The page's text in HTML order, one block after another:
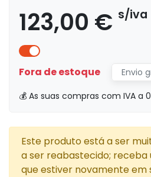
123,00 € s/iva
Fora de estoque
Envio
💰 As suas compras com IVA a
Este produto está a ser
a ser reabastecido; receba
que estiver novamente em